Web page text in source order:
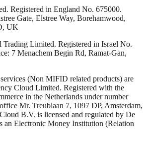
Registered in England No. 675000.
Gate, Elstree Way, Borehamwood,
UK
Trading Limited. Registered in Israel No.
7 Menachem Begin Rd, Ramat-Gan,
(Non MIFID related products) are
Cloud Limited. Registered with the
in the Netherlands under number
Mr. Treublaan 7, 1097 DP, Amsterdam,
B.V. is licensed and regulated by De
an Electronic Money Institution (Relation